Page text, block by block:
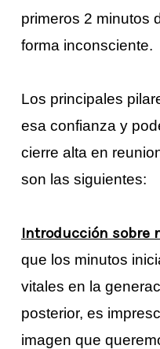
primeros 2 minutos
forma inconsciente.
Los principales
esa confianza y
cierre alta en
son las siguientes:
Introducción sobre
que los minutos
vitales en la
posterior, es
imagen que